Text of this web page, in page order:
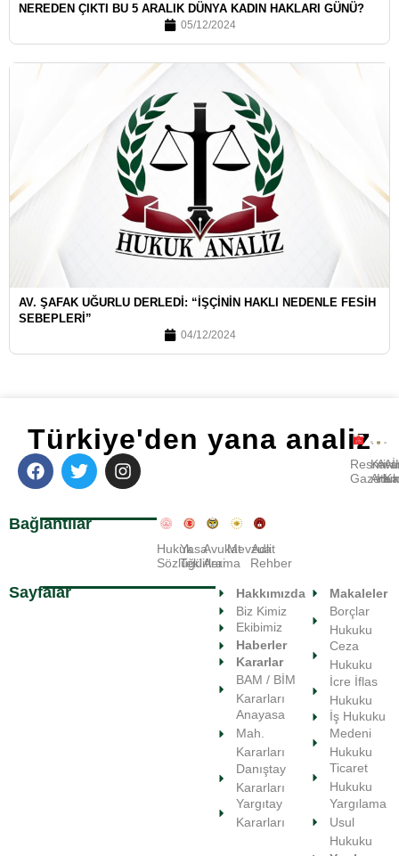
NEREDEN ÇIKTI BU 5 ARALIK DÜNYA KADIN HAKLARI GÜNÜ?
05/12/2024
AV. ŞAFAK UĞURLU DERLEDI: “İŞÇININ HAKLI NEDENLE FESIH
SEBEPLERI”
04/12/2024
Türkiye'den yana analiz
Bağlantılar
Hukuk
Sözlüğü
Yasa
Teklifleri
Avukat
Arama
Mevzuat
Adli
Rehber
Resmi
Gazete
Sayfalar
Hakkımızda
Biz Kimiz
Ekibimiz
Haberler
Kararlar
BAM / BİM
Kararları
Anayasa
Mah.
Kararları
Danıştay
Kararları
Yargıtay
Kararları
Makaleler
Borçlar
Hukuku
Ceza
Hukuku
İcre İflas
Hukuku
İş Hukuku
Medeni
Hukuku
Ticaret
Hukuku
Yargılama
Usul
Hukuku